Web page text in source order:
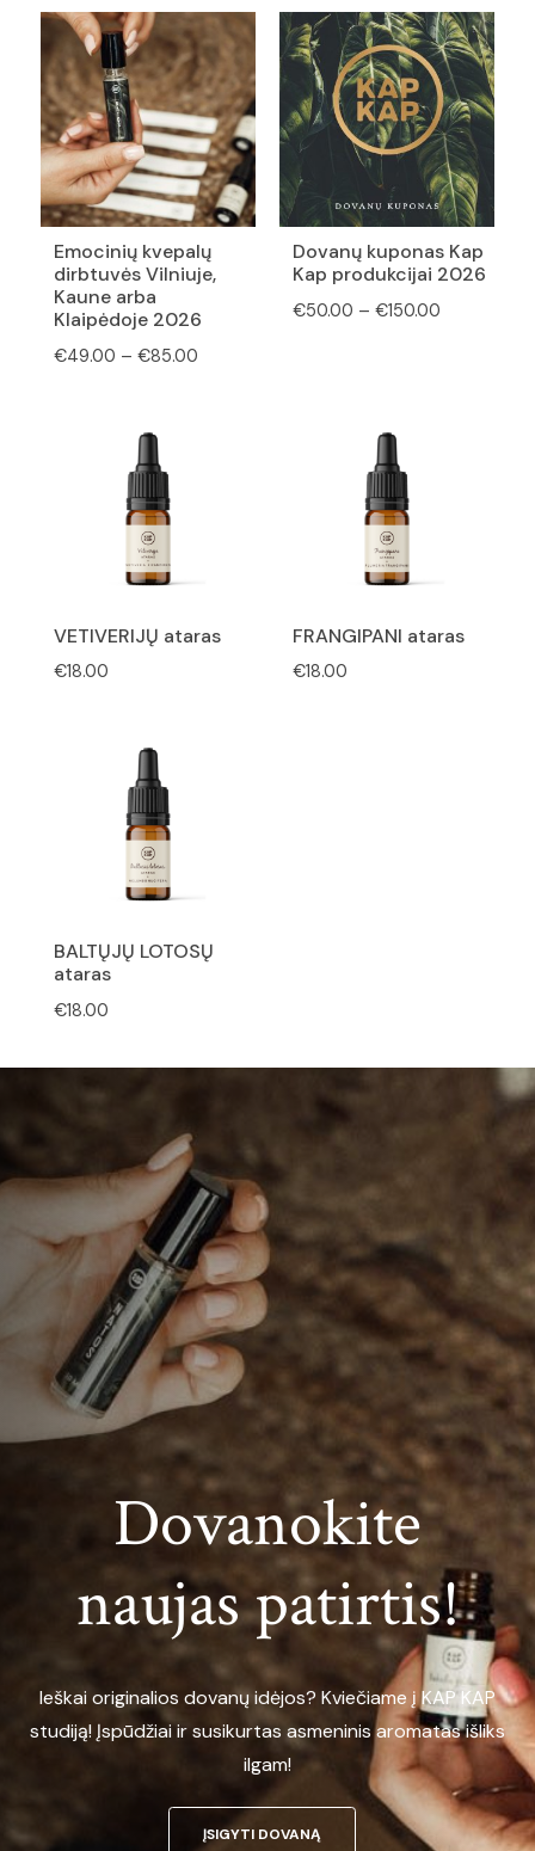
Emocinių kvepalų
dirbtuvės Vilniuje,
Kaune arba
Klaipėdoje 2026
€49.00 – €85.00
Dovanų kuponas Kap
Kap produkcijai 2026
€50.00 – €150.00
VETIVERIJŲ ataras
€18.00
FRANGIPANI ataras
€18.00
BALTŲJŲ LOTOSŲ
ataras
€18.00
Dovanokite
naujas patirtis!
Ieškai originalios dovanų idėjos? Kviečiame į KAP KAP
studiją! Įspūdžiai ir susikurtas asmeninis aromatas išliks
ilgam!
ĮSIGYTI DOVANĄ